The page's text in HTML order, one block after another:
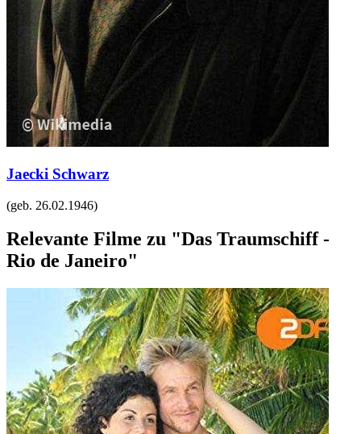
Jaecki Schwarz
(geb. 26.02.1946)
Relevante Filme zu "Das Traumschiff -
Rio de Janeiro"